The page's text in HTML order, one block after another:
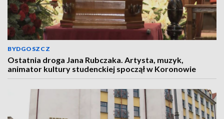
BYDGOSZCZ
Ostatnia droga Jana Rubczaka. Artysta, muzyk,
animator kultury studenckiej spoczął w Koronowie